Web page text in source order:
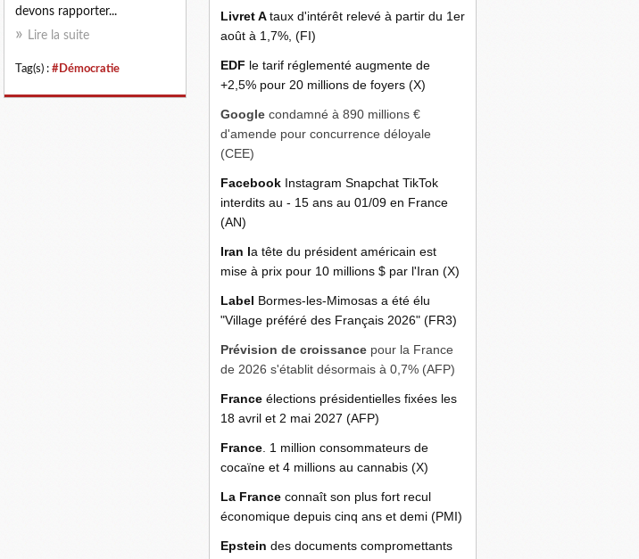
devons rapporter...
Lire la suite
Tag(s) : #Démocratie
Livret Ataux d'intérêt relevé à partir du 1er
août à 1,7%, (FI)
EDF le tarif réglementé augmente de
+2,5% pour 20 millions de foyers (X)
Google condamné à 890 millions €
d'amende pour concurrence déloyale
(CEE)
Facebook Instagram Snapchat TikTok
interdits au - 15 ans au 01/09 en France
(AN)
Iran la tête du président américain est
mise à prix pour 10 millions $ par l'Iran (X)
Label Bormes-les-Mimosas a été élu
"Village préféré des Français 2026" (FR3)
Prévision de croissance pour la France
de 2026 s'établit désormais à 0,7% (AFP)
France élections présidentielles fixées les
18 avril et 2 mai 2027 (AFP)
France . 1 million consommateurs de
cocaïne et 4 millions au cannabis (X)
La France connaît son plus fort recul
économique depuis cinq ans et demi (PMI)
Epstein des documents compromettants